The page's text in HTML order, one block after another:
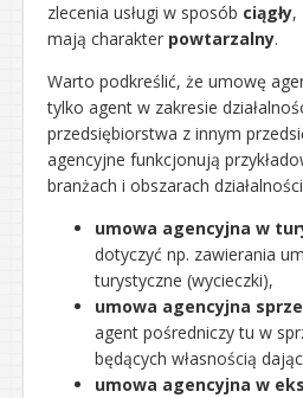
zlecenia usługi w sposób ciągły,
mają charakter powtarzalny.
Warto podkreślić, że umowę
tylko agent w zakresie
przedsiębiorstwa z innym
agencyjne funkcjonują
branżach i obszarach
umowa agencyjna w
dotyczyć np. zawierania
turystyczne (wycieczki),
umowa agencyjna
agent pośredniczy tu w
będących własnością
umowa agencyjna w